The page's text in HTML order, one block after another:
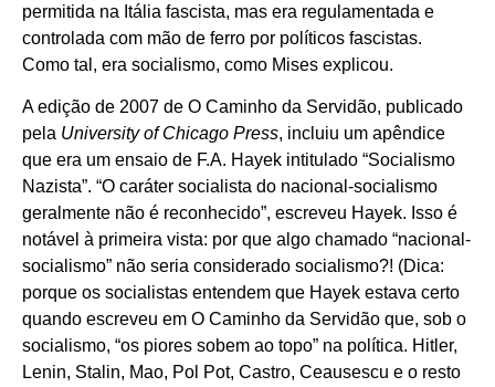
permitida na Itália fascista, mas era regulamentada e
controlada com mão de ferro por políticos fascistas.
Como tal, era socialismo, como Mises explicou.
A edição de 2007 de O Caminho da Servidão, publicado
pela University of Chicago Press, incluiu um apêndice
que era um ensaio de F.A. Hayek intitulado “Socialismo
Nazista”. “O caráter socialista do nacional-socialismo
geralmente não é reconhecido”, escreveu Hayek. Isso é
notável à primeira vista: por que algo chamado “nacional-
socialismo” não seria considerado socialismo?! (Dica:
porque os socialistas entendem que Hayek estava certo
quando escreveu em O Caminho da Servidão que, sob o
socialismo, “os piores sobem ao topo” na política. Hitler,
Lenin, Stalin, Mao, Pol Pot, Castro, Ceausescu e o resto